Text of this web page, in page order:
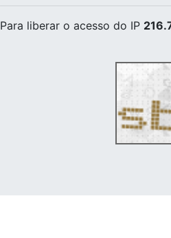
Para liberar o acesso do IP